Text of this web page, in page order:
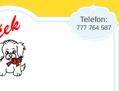
Telefon:
777 764 587